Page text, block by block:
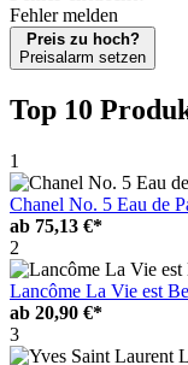
Fehler melden
Preis zu hoch?
Preisalarm setzen
Top 10
1
Chanel No. 5 Eau de
ab 75,13 €*
2
Lancôme La Vie est
ab 20,90 €*
3